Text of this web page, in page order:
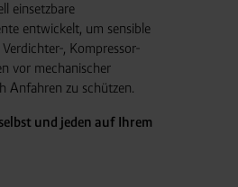
einsetzbare
entwickelt, um sensible
, Kompressor-
vor mechanischer
Anfahren zu schützen.
und jeden auf Ihrem